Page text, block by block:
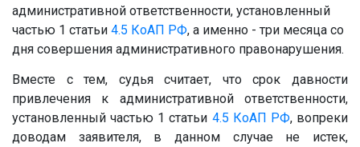
административной ответственности, установленный
частью 1 статьи 4.5 КоАП РФ, а именно - три месяца со
дня совершения административного правонарушения.
Вместе с тем, судья считает, что срок давности
привлечения к административной ответственности,
установленный частью 1 статьи 4.5 КоАП РФ, вопреки
доводам заявителя, в данном случае не истек,